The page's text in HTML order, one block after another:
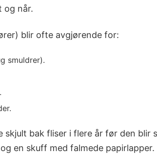
og når.
blir ofte avgjørende for:
smuldrer).
bak fliser i flere år før den blir
en skuff med falmede papirlapper.